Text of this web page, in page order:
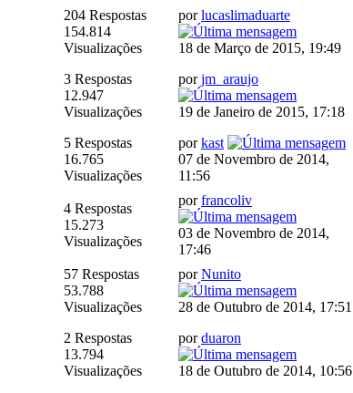
204 Respostas
154.814
Visualizações
porlucaslimaduarte
18 de Março de 2015, 19:49
3 Respostas
12.947
Visualizações
porjm_araujo
19 de Janeiro de 2015, 17:18
5 Respostas
16.765
Visualizações
porkast
07 de Novembro de 2014,
11:56
4 Respostas
15.273
Visualizações
porfrancoliv
03 de Novembro de 2014,
17:46
57 Respostas
53.788
Visualizações
porNunito
28 de Outubro de 2014, 17:51
2 Respostas
13.794
Visualizações
porduaron
18 de Outubro de 2014, 10:56